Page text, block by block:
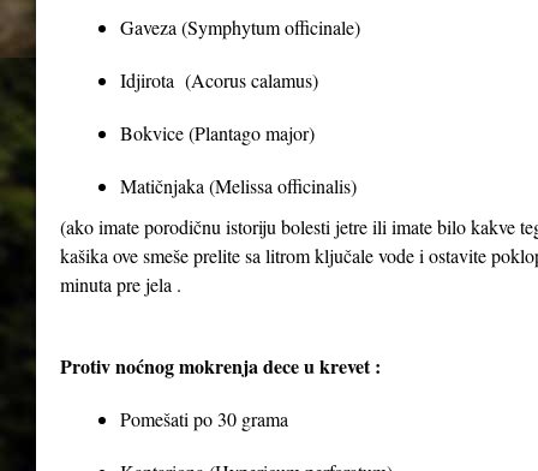
Gaveza (Symphytum officinale)
Idjirota (Acorus calamus)
Bokvice (Plantago major)
Matičnjaka (Melissa officinalis)
(ako imate porodičnu istoriju bolesti jetre ili imate bilo kakve
kašika ove smeše prelite sa litrom ključale vode i ostavite
minuta pre jela .
Protiv noćnog mokrenja dece u krevet :
Pomešati po 30 grama